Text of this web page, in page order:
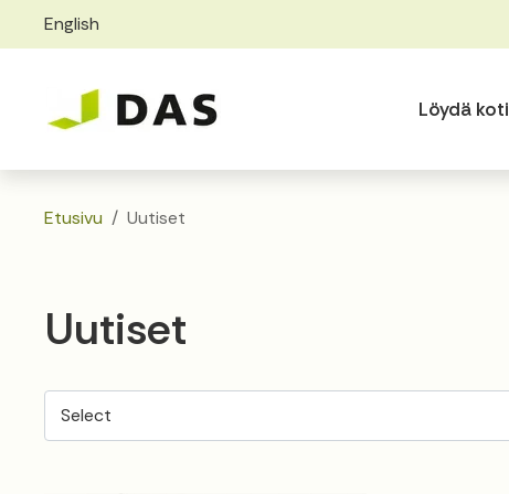
Skip to main content
English
Löydä koti
Etusivu Uutiset
Uutiset